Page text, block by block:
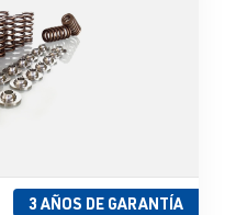
3 AÑOS DE GARANTÍA